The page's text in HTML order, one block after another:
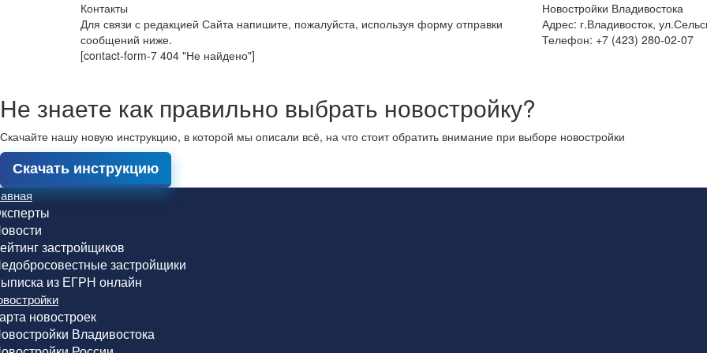
Контакты
Для связи с редакцией Сайта напишите, пожалуйста, используя форму отправки
сообщений ниже.
[contact-form-7 404 "Не найдено"]
Новостройки Владивостока
Адрес: г.Владивосток,
Телефон: +7 (423) 280-02-07
Не знаете как правильно выбрать новостройку?
Скачайте нашу новую инструкцию, в которой мы описали всё, на что стоит обратить внимание при выборе новостройки
Скачать инструкцию
застройщиков
застройщики
из ЕГРН онлайн
новостроек
Владивостока